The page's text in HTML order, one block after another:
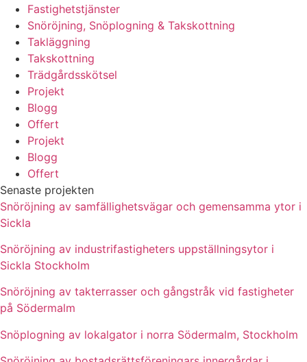
Fastighetstjänster
Snöröjning, Snöplogning & Takskottning
Takläggning
Takskottning
Trädgårdsskötsel
Projekt
Blogg
Offert
Projekt
Blogg
Offert
Senaste projekten
Snöröjning av samfällighetsvägar och gemensamma ytor i
Sickla
Snöröjning av industrifastigheters uppställningsytor i
Sickla Stockholm
Snöröjning av takterrasser och gångstråk vid fastigheter
på Södermalm
Snöplogning av lokalgator i norra Södermalm, Stockholm